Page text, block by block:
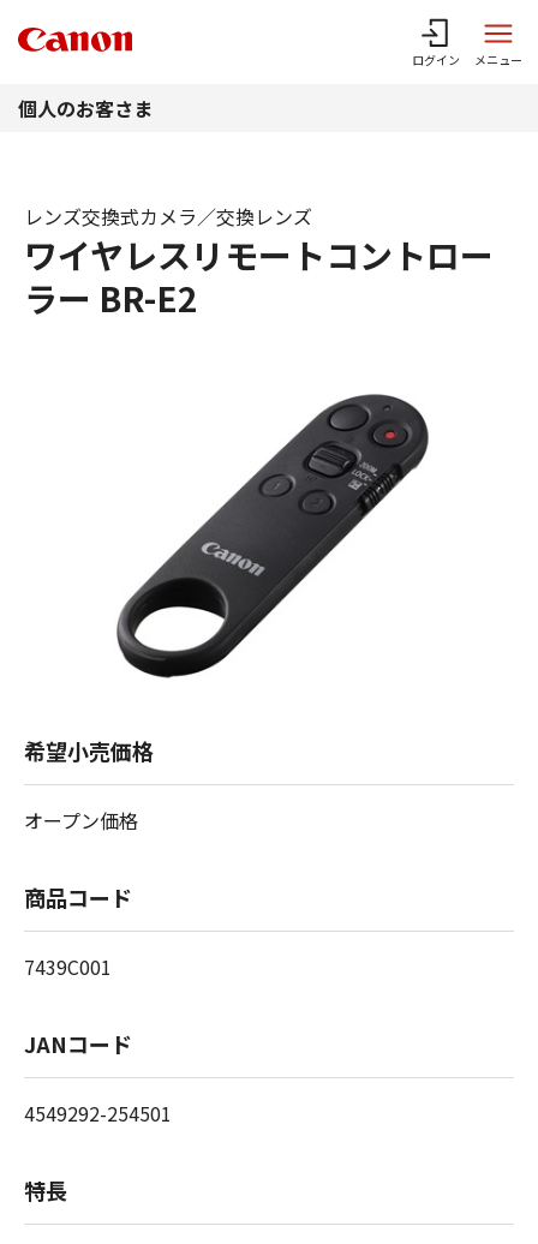
ログイン メニュー
個人のお客さま
ワイヤレスリモートコントロー
ラー BR-E2
レンズ交換式カメラ／交換レンズ
希望小売価格
オープン価格
商品コード
7439C001
JANコード
4549292-254501
特長